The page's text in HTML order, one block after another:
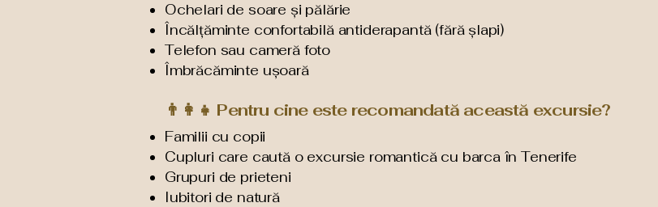
Ochelari de soare și pălărie
Încălțăminte confortabilă antiderapantă (fără șlapi)
Telefon sau cameră foto
Îmbrăcăminte ușoară
👨‍👩‍👧 Pentru cine este recomandată această excursie?
Familii cu copii
Cupluri care caută o excursie romantică cu barca în Tenerife
Grupuri de prieteni
Iubitori de natură